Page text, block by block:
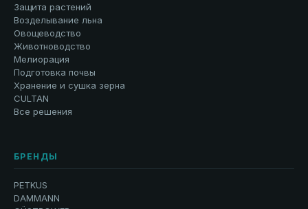
Защита растений
Возделывание льна
Овощеводство
Животноводство
Мелиорация
Подготовка почвы
Хранение и сушка зерна
CULTAN
Все решения
БРЕНДЫ
PETKUS
DAMMANN